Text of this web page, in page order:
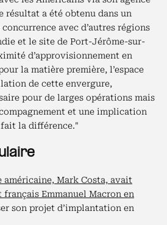
résultat a été obtenu dans un
avec d’autres régions
et le site de Port-Jérôme-sur-
d’approvisionnement en
la matière première, l’espace
de cette envergure,
pour de larges opérations mais
et une implication
la différence."
américaine, Mark Costa, avait
Emmanuel Macron en
son projet d’implantation en